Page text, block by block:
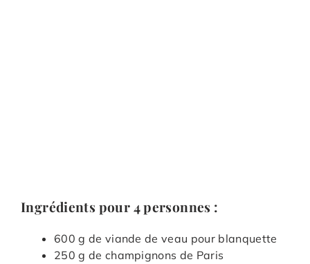
Ingrédients pour 4 personnes :
600 g de viande de veau pour blanquette
250 g de champignons de Paris